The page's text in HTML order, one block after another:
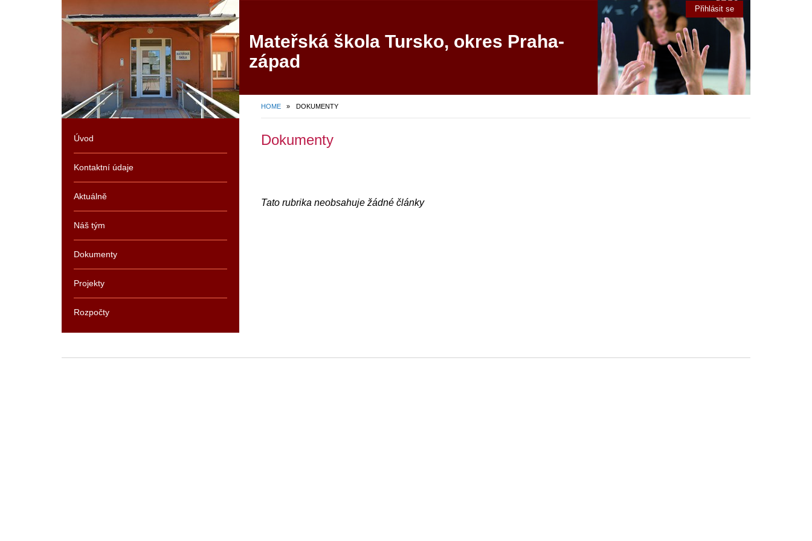
Přihlásit se
Mateřská škola Tursko, okres Praha-
západ
HOME » DOKUMENTY
Úvod
Kontaktní údaje
Aktuálně
Náš tým
Dokumenty
Projekty
Rozpočty
Dokumenty
Tato rubrika neobsahuje žádné články